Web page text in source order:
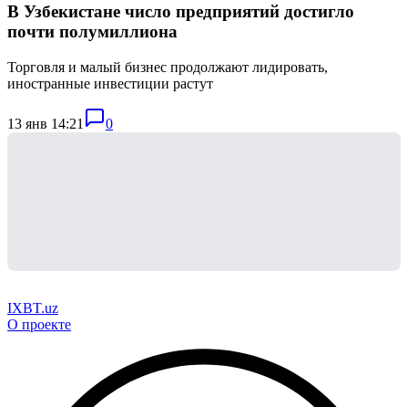
В Узбекистане число предприятий достигло
почти полумиллиона
Торговля и малый бизнес продолжают лидировать,
иностранные инвестиции растут
13 янв 14:21 0
IXBT.uz
О проекте